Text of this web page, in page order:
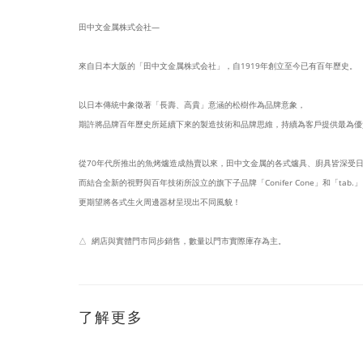
田中文金属株式会社—
來自日本大阪的「田中文金属株式会社」，自1919年創立至今已有百年歷史。
以日本傳統中象徵著「長壽、高貴」意涵的松樹作為品牌意象，
期許將品牌百年歷史所延續下來的製造技術和品牌思維，持續為客戶提供最為優
從70年代所推出的魚烤爐造成熱賣以來，田中文金属的各式爐具、廚具皆深受日
而結合全新的視野與百年技術所設立的旗下子品牌「Conifer Cone」和「tab.」
更期望將各式生火周邊器材呈現出不同風貌！
△ 網店與實體門市同步銷售，數量以門市實際庫存為主。
了解更多